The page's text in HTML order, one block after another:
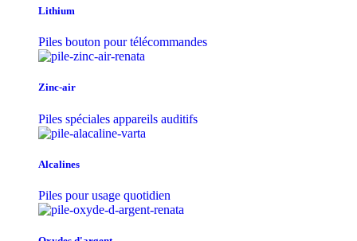
Lithium
Piles bouton pour télécommandes
Zinc-air
Piles spéciales appareils auditifs
Alcalines
Piles pour usage quotidien